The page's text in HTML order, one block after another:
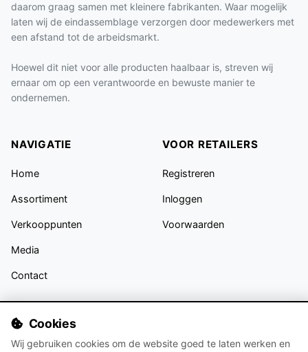
daarom graag samen met kleinere fabrikanten. Waar mogelijk
laten wij de eindassemblage verzorgen door medewerkers met
een afstand tot de arbeidsmarkt.
Hoewel dit niet voor alle producten haalbaar is, streven wij
ernaar om op een verantwoorde en bewuste manier te
ondernemen.
NAVIGATIE
Home
Assortiment
Verkooppunten
Media
Contact
VOOR RETAILERS
Registreren
Inloggen
Voorwaarden
VOLG ONS
Cookies
Wij gebruiken cookies om de website goed te laten werken en